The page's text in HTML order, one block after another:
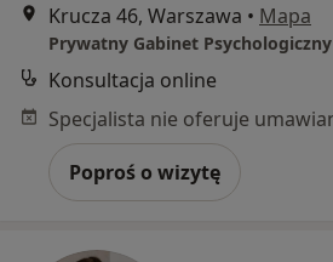
Krucza 46, Warszawa • Mapa
Prywatny Gabinet Psychologiczny
Konsultacja online
Poproś o wizytę